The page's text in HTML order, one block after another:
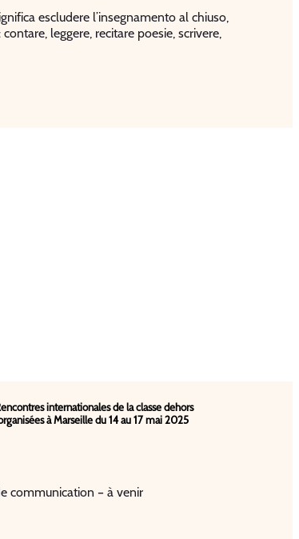
escludere l’insegnamento al chiuso,
leggere, recitare poesie, scrivere,
internationales de la classe dehors
à Marseille du 14 au 17 mai 2025
communication – à venir